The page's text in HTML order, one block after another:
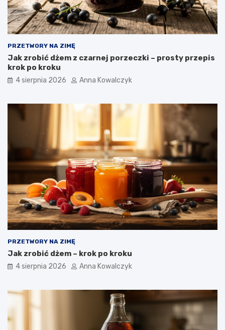
PRZETWORY NA ZIMĘ
Jak zrobić dżem z czarnej porzeczki – prosty przepis
krok po kroku
4 sierpnia 2026 Anna Kowalczyk
PRZETWORY NA ZIMĘ
Jak zrobić dżem – krok po kroku
4 sierpnia 2026 Anna Kowalczyk